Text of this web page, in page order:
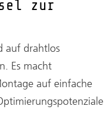
zur
auf drahtlos
Es macht
auf einfache